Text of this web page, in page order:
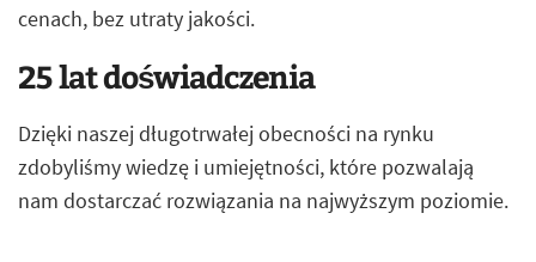
cenach, bez utraty jakości.
25 lat doświadczenia
Dzięki naszej długotrwałej obecności na rynku
zdobyliśmy wiedzę i umiejętności, które pozwalają
nam dostarczać rozwiązania na najwyższym poziomie.